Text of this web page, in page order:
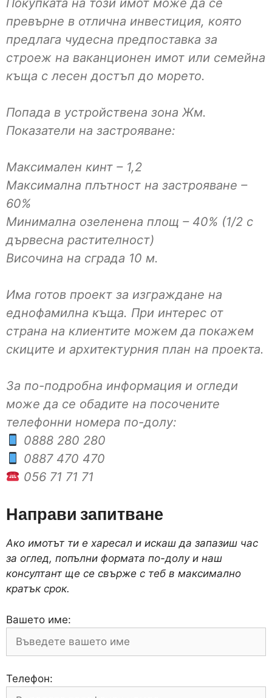
Покупката на този имот може да се
превърне в отлична инвестиция, която
предлага чудесна предпоставка за
строеж на ваканционен имот или семейна
къща с лесен достъп до морето.
Попада в устройствена зона Жм.
Показатели на застрояване:
Максимален кинт – 1,2
Максимална плътност на застрояване –
60%
Минимална озеленена площ – 40% (1/2 с
дървесна растителност)
Височина на сграда 10 м.
Има готов проект за изграждане на
еднофамилна къща. При интерес от
страна на клиентите можем да покажем
скиците и архитектурния план на проекта.
За по-подробна информация и огледи
може да се обадите на посочените
телефонни номера по-долу:
0888 280 280
0887 470 470
056 71 71 71
Направи запитване
Ако имотът ти е харесал и искаш да запазиш час
за оглед, попълни формата по-долу и наш
консултант ще се свърже с теб в максимално
кратък срок.
Вашето име:
Телефон: